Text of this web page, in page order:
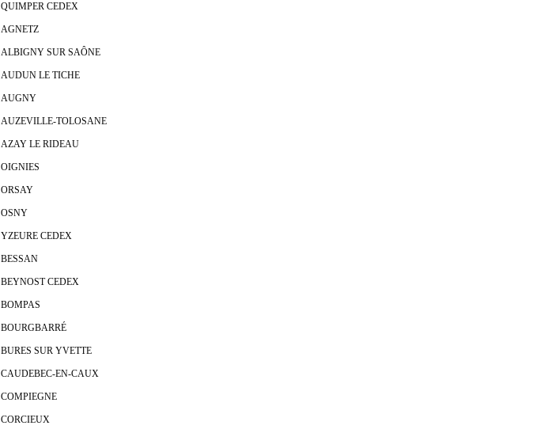
QUIMPER CEDEX
AGNETZ
ALBIGNY SUR SAÔNE
AUDUN LE TICHE
AUGNY
AUZEVILLE-TOLOSANE
AZAY LE RIDEAU
OIGNIES
ORSAY
OSNY
YZEURE CEDEX
BESSAN
BEYNOST CEDEX
BOMPAS
BOURGBARRÉ
BURES SUR YVETTE
CAUDEBEC-EN-CAUX
COMPIEGNE
CORCIEUX